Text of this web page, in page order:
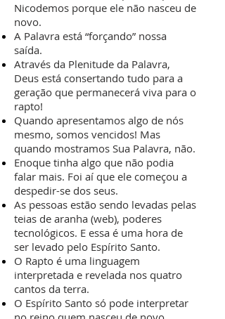
Nicodemos porque ele não nasceu de
novo.
A Palavra está “forçando” nossa
saída.
Através da Plenitude da Palavra,
Deus está consertando tudo para a
geração que permanecerá viva para o
rapto!
Quando apresentamos algo de nós
mesmo, somos vencidos! Mas
quando mostramos Sua Palavra, não.
Enoque tinha algo que não podia
falar mais. Foi aí que ele começou a
despedir-se dos seus.
As pessoas estão sendo levadas pelas
teias de aranha (web), poderes
tecnológicos. E essa é uma hora de
ser levado pelo Espírito Santo.
O Rapto é uma linguagem
interpretada e revelada nos quatro
cantos da terra.
O Espírito Santo só pode interpretar